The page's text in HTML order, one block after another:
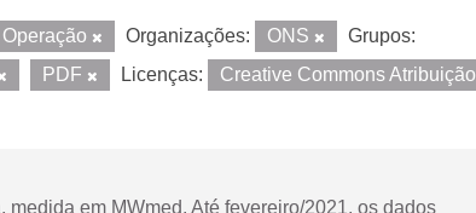
Organizações: ONS
Grupos:
PDF Licenças: Creative Commons Atribuição
em MWmed. Até fevereiro/2021, os dados